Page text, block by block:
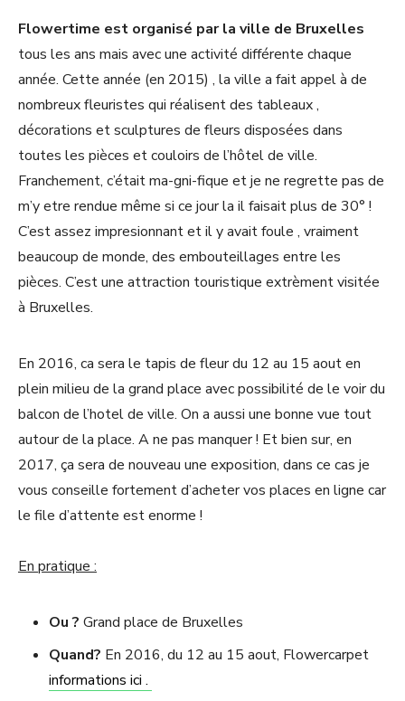
Flowertime est organisé par la ville de Bruxelles
tous les ans mais avec une activité différente chaque
année. Cette année (en 2015) , la ville a fait appel à de
nombreux fleuristes qui réalisent des tableaux ,
décorations et sculptures de fleurs disposées dans
toutes les pièces et couloirs de l’hôtel de ville.
Franchement, c’était ma-gni-fique et je ne regrette pas de
m’y etre rendue même si ce jour la il faisait plus de 30° !
C’est assez impresionnant et il y avait foule , vraiment
beaucoup de monde, des embouteillages entre les
pièces. C’est une attraction touristique extrèment visitée
à Bruxelles.
En 2016, ca sera le tapis de fleur du 12 au 15 aout en
plein milieu de la grand place avec possibilité de le voir du
balcon de l’hotel de ville. On a aussi une bonne vue tout
autour de la place. A ne pas manquer ! Et bien sur, en
2017, ça sera de nouveau une exposition, dans ce cas je
vous conseille fortement d’acheter vos places en ligne car
le file d’attente est enorme !
En pratique :
Ou ? Grand place de Bruxelles
Quand? En 2016, du 12 au 15 aout, Flowercarpet
informations ici .